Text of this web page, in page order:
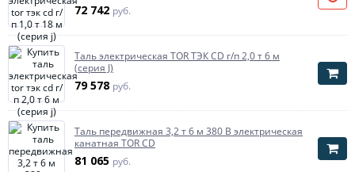
72 742 руб.
Таль электрическая TOR ТЭК CD г/п 2,0 т 6 м
(серия J)
79 578 руб.
Таль передвижная 3,2 т 6 м 380 В электрическая
канатная TOR CD
81 065 руб.